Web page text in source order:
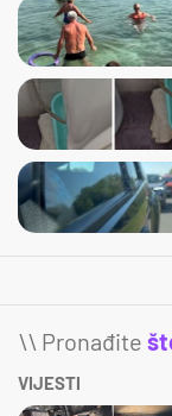
\\ Pronađite
VIJESTI